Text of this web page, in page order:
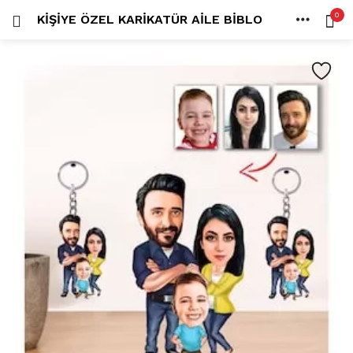
KIŞIYE ÖZEL KARIKATÜR AILE BIBLO 0
PAYLAŞ
Beni hatırla
Şifremi mi kaybettim?
HİLALİN RENKLİ DÜNYASI (0)
MK FOTO (1)
Kampanyalı Ürünler (13)
Karikatür Anahtarlık (14)
Karikatür Erkek Anahtarlık (14)
Karikatür Biblo (289)
Karikatür Aile Biblo (2)
Karikatür Erkek Biblo (127)
Karikatür Kadın Biblo (71)
Karikatür Sevgili Biblo (89)